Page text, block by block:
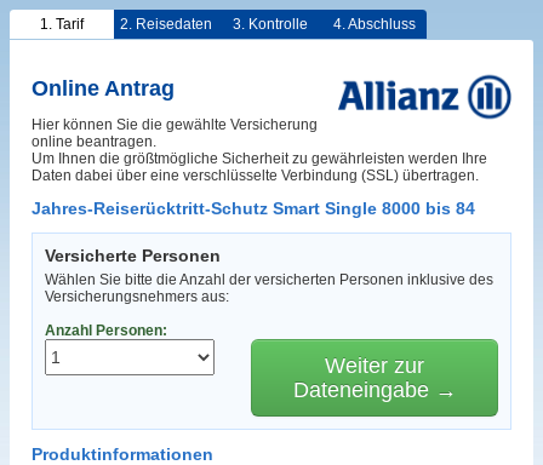
1. Tarif 2. Reisedaten 3. Kontrolle 4. Abschluss
Online Antrag
Hier können Sie die gewählte Versicherung
online beantragen.
Um Ihnen die größtmögliche Sicherheit zu gewährleisten werden Ihre
Daten dabei über eine verschlüsselte Verbindung (SSL) übertragen.
Jahres-Reiserücktritt-Schutz Smart Single 8000 bis 84
Versicherte Personen
Wählen Sie bitte die Anzahl der versicherten Personen inklusive des
Versicherungsnehmers aus:
Anzahl Personen:
Weiter zur
Dateneingabe →
Produktinformationen